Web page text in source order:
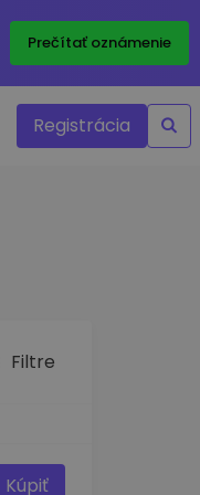
Prečítať oznámenie
Registrácia
Filtre
Kúpiť